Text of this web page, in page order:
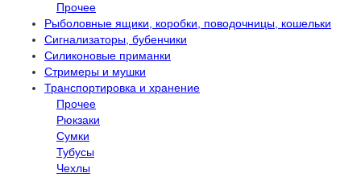
Прочее
Рыболовные ящики, коробки, поводочницы, кошельки
Сигнализаторы, бубенчики
Силиконовые приманки
Стримеры и мушки
Транспортировка и хранение
Прочее
Рюкзаки
Сумки
Тубусы
Чехлы